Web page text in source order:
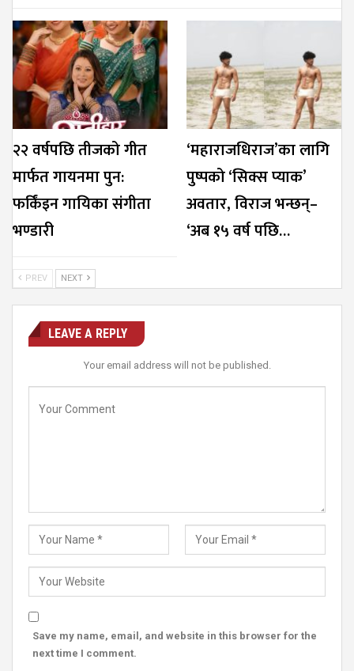
२२ वर्षपछि तीजको गीत
मार्फत गायनमा पुन:
फर्किंइन गायिका संगीता
भण्डारी
‘महाराजधिराज’का लागि
पुष्पको ‘सिक्स प्याक’
अवतार, विराज भन्छन्–
‘अब १५ वर्ष पछि…
PREV NEXT
LEAVE A REPLY
Your email address will not be published.
Save my name, email, and website in this browser for the
next time I comment.